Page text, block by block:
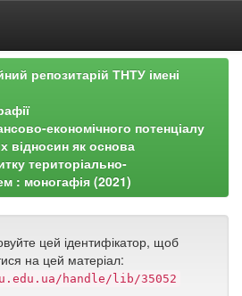
репозитарій ТНТУ імені
економічного потенціалу
відносин як основа
територіально-
: моногафія (2021)
цей ідентифікатор, щоб
на цей матеріал:
handle/lib/35052